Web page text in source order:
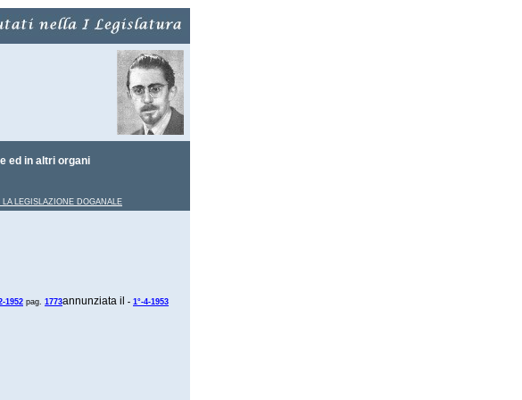
ed in altri organi
LEGISLAZIONE DOGANALE
1952 pag. 1773annunziata il - 1°-4-1953